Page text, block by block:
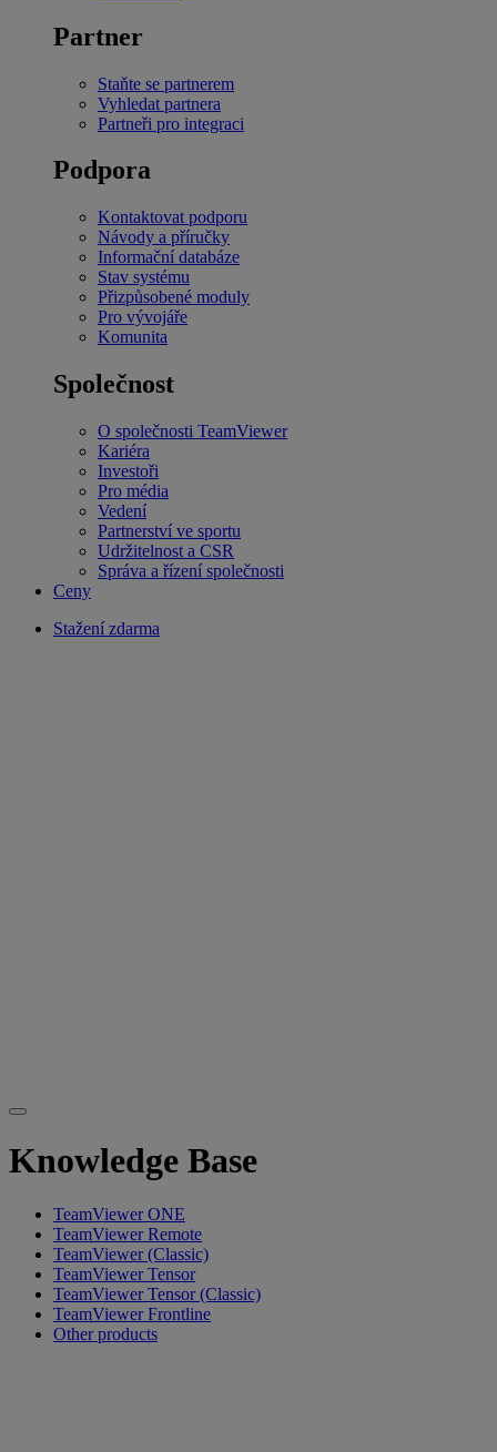
Partner
Staňte se partnerem
Vyhledat partnera
Partneři pro integraci
Podpora
Kontaktovat podporu
Návody a příručky
Informační databáze
Stav systému
Přizpůsobené moduly
Pro vývojáře
Komunita
Společnost
O společnosti TeamViewer
Kariéra
Investoři
Pro média
Vedení
Partnerství ve sportu
Udržitelnost a CSR
Správa a řízení společnosti
Ceny
Stažení zdarma
Knowledge Base
TeamViewer ONE
TeamViewer Remote
TeamViewer (Classic)
TeamViewer Tensor
TeamViewer Tensor (Classic)
TeamViewer Frontline
Other products